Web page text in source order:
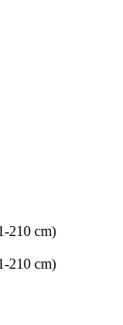
210 cm)
210 cm)